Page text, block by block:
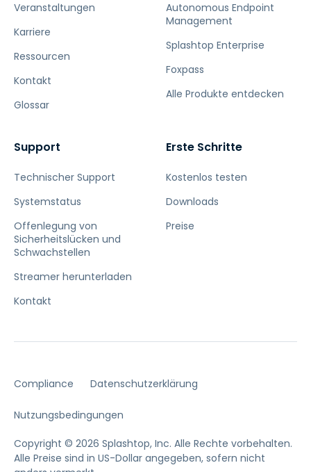
Veranstaltungen
Karriere
Ressourcen
Kontakt
Glossar
Autonomous Endpoint
Management
Splashtop Enterprise
Foxpass
Alle Produkte entdecken
Support
Technischer Support
Systemstatus
Offenlegung von
Sicherheitslücken und
Schwachstellen
Streamer herunterladen
Kontakt
Erste Schritte
Kostenlos testen
Downloads
Preise
Compliance Datenschutzerklärung
Nutzungsbedingungen
Copyright © 2026 Splashtop, Inc. Alle Rechte vorbehalten.
Alle Preise sind in US-Dollar angegeben, sofern nicht